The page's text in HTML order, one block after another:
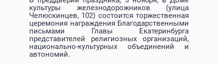
культуры железнодорожников (улица
Челюскинцев, 102) состоится торжественная
церемония награждения Благодарственными
письмами Главы Екатеринбурга
представителей религиозных организаций,
национально-культурных объединений и
автономий.